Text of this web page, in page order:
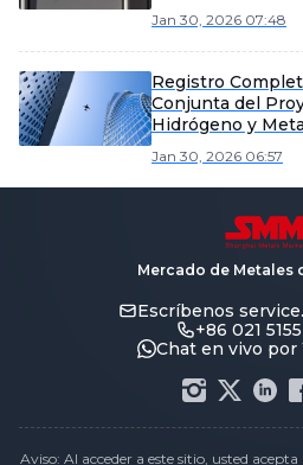
Jan 30, 2026 07:48
Registro
Conjunta del
Hidrógeno y
de Yuanes
Jan 30, 2026 06:57
Mercado de Metales
Escríbenos
+86 021
Chat en vivo
Aviso: Al acceder a este sitio, usted